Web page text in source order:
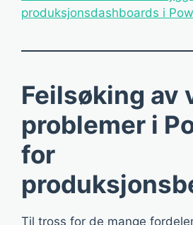
produksjonsdashboards i
Feilsøking av
problemer i
for
Til tross for de mange